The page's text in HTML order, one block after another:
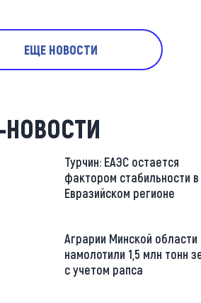
ЕЩЕ НОВОСТИ
НОВОСТИ
Турчин: ЕАЭС остается
фактором стабильности в
Евразийском регионе
Аграрии Минской области
намолотили 1,5 млн тонн
с учетом рапса